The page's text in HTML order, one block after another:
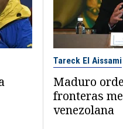
Tareck El Aissami
Maduro
fronteras
venezolana